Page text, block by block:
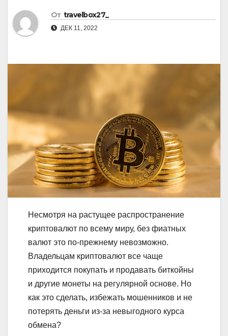
От travelbox27_
ДЕК 11, 2022
Несмотря на растущее распространение
криптовалют по всему миру, без фиатных
валют это по-прежнему невозможно.
Владельцам криптовалют все чаще
приходится покупать и продавать биткойны
и другие монеты на регулярной основе. Но
как это сделать, избежать мошенников и не
потерять деньги из-за невыгодного курса
обмена?